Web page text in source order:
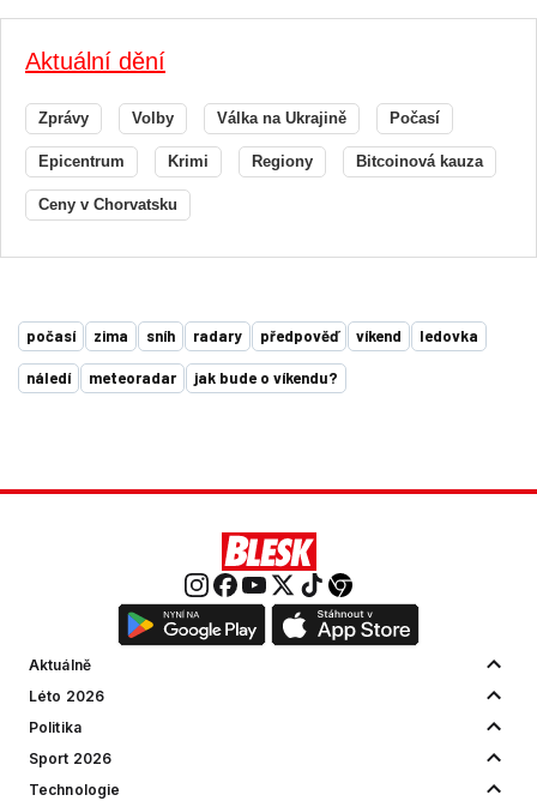
Aktuální dění
Zprávy Volby Válka na Ukrajině Počasí
Epicentrum Krimi Regiony Bitcoinová kauza
Ceny v Chorvatsku
počasí zima sníh radary předpověď víkend ledovka
náledí meteoradar jak bude o víkendu?
Aktuálně
Léto 2026
Politika
Sport 2026
Technologie